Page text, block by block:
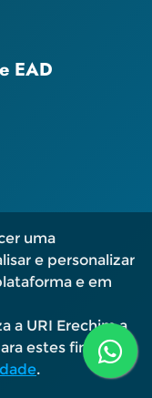
EAD
uma
e personalizar
e em
a URI Erechim a
estes fins.
.